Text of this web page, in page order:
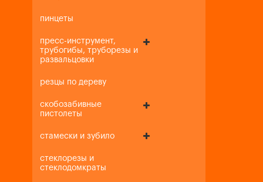
пинцеты
пресс-инструмент,
трубогибы, труборезы и
развальцовки
резцы по дереву
скобозабивные
пистолеты
стамески и зубило
стеклорезы и
стеклодомкраты